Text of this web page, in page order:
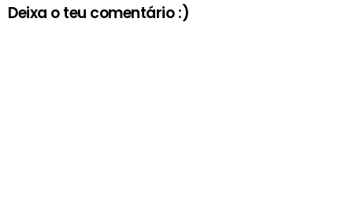
Deixa o teu comentário :)